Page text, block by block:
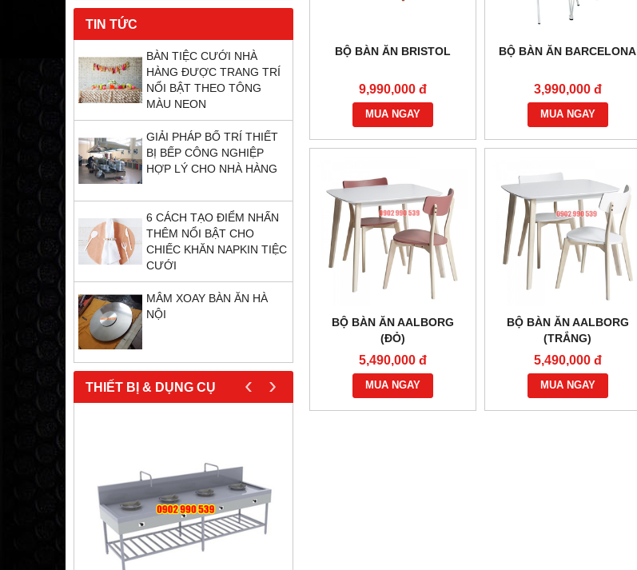
TIN TỨC
BÀN TIỆC CƯỚI NHÀ
HÀNG ĐƯỢC TRANG TRÍ
NỔI BẬT THEO TÔNG
MÀU NEON
GIẢI PHÁP BỐ TRÍ THIẾT
BỊ BẾP CÔNG NGHIỆP
HỢP LÝ CHO NHÀ HÀNG
6 CÁCH TẠO ĐIỂM NHẤN
THÊM NỔI BẬT CHO
CHIẾC KHĂN NAPKIN TIỆC
CƯỚI
MÂM XOAY BÀN ĂN HÀ
NỘI
THIẾT BỊ & DỤNG CỤ ‹ ›
BỘ BÀN ĂN BRISTOL
9,990,000 đ
MUA NGAY
BỘ BÀN ĂN BARCELONA
3,990,000 đ
MUA NGAY
BỘ BÀN ĂN AALBORG
(ĐỎ)
5,490,000 đ
MUA NGAY
BỘ BÀN ĂN AALBORG
(TRẮNG)
5,490,000 đ
MUA NGAY